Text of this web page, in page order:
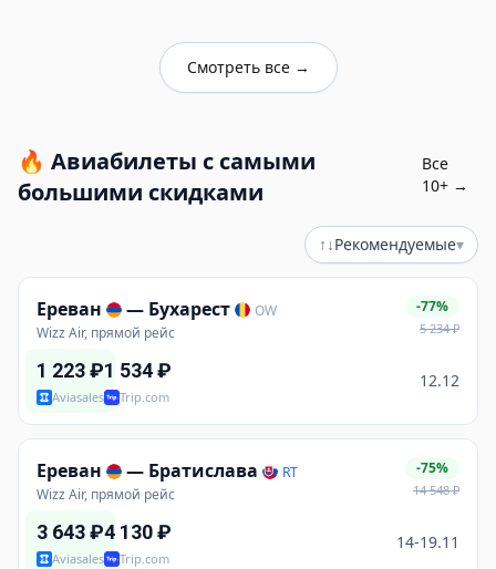
Смотреть все→
🔥 Авиабилеты с самыми
большими скидками
Все
10+ →
↑↓Рекомендуемые▾
Ереван — Бухарест
OW
Wizz Air, прямой рейс
-77%
5 234₽
1 223₽
Aviasales
1 534₽
Trip.com
12.12
Ереван — Братислава
RT
Wizz Air, прямой рейс
-75%
14 548₽
3 643₽
Aviasales
4 130₽
Trip.com
14-19.11